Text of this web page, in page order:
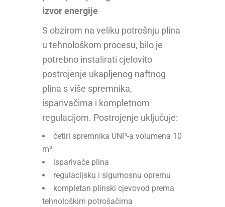
izvor energije
S obzirom na veliku potrošnju plina
u tehnološkom procesu, bilo je
potrebno instalirati cjelovito
postrojenje ukapljenog naftnog
plina s više spremnika,
isparivačima i kompletnom
regulacijom. Postrojenje uključuje:
četiri spremnika UNP-a volumena 10
m³
isparivače plina
regulacijsku i sigurnosnu opremu
kompletan plinski cjevovod prema
tehnološkim potrošačima